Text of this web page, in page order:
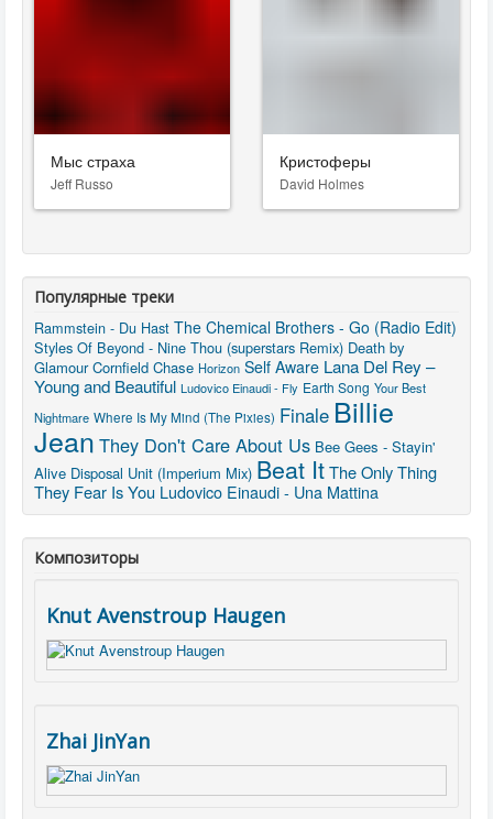
Мыс страха
Jeff Russo
Кристоферы
David Holmes
Популярные треки
Rammstein - Du Hast The Chemical Brothers - Go (Radio Edit)
Styles Of Beyond - Nine Thou (superstars Remix) Death by
Glamour Cornfield Chase Horizon Self Aware Lana Del Rey –
Young and Beautiful Ludovico Einaudi - Fly Earth Song Your Best
Nightmare Where Is My Mind (The Pixies) Finale Billie
Jean They Don't Care About Us Bee Gees - Stayin'
Alive Disposal Unit (Imperium Mix) Beat ItThe Only Thing
They Fear Is You Ludovico Einaudi - Una Mattina
Композиторы
Knut Avenstroup Haugen
Zhai JinYan